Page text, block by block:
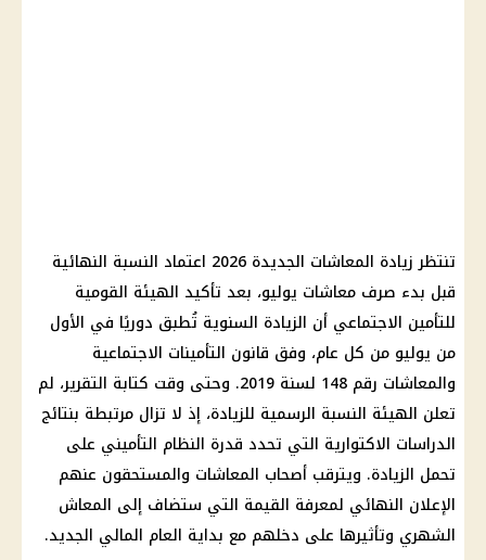
تنتظر زيادة المعاشات الجديدة 2026 اعتماد النسبة النهائية
قبل بدء صرف معاشات يوليو، بعد تأكيد الهيئة القومية
للتأمين الاجتماعي أن الزيادة السنوية تُطبق دوريًا في الأول
من يوليو من كل عام، وفق قانون التأمينات الاجتماعية
والمعاشات رقم 148 لسنة 2019. وحتى وقت كتابة التقرير، لم
تعلن الهيئة النسبة الرسمية للزيادة، إذ لا تزال مرتبطة بنتائج
الدراسات الاكتوارية التي تحدد قدرة النظام التأميني على
تحمل الزيادة. ويترقب أصحاب المعاشات والمستحقون عنهم
الإعلان النهائي لمعرفة القيمة التي ستضاف إلى المعاش
الشهري وتأثيرها على دخلهم مع بداية العام المالي الجديد.